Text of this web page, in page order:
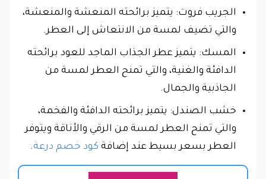
الجريب فروت: يتميز برائحته المنعشة والمنعشة،
والتي تضيف لمسة من الانتعاش إلى العطر.
المسك: يتميز عطر الجذاب الماجد للعود برائحته
الدافئة والغنية، والتي تمنح العطر لمسة من
الجاذبية والجمال.
خشب الصندل: يتميز برائحته الدافئة والفخمة،
والتي تمنح العطر لمسة من الرقي والأناقة ويتوفر
العطر بسعر بسيط عند إضافة كود خصم درعة.